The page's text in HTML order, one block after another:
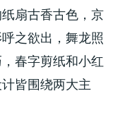
扇古香古色，京
之欲出，舞龙照
春字剪纸和小红
皆围绕两大主